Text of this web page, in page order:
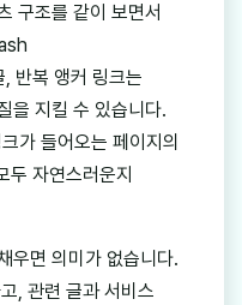
구조를 같이 보면서
반복 앵커 링크는
을 지킬 수 있습니다.
가 들어오는 페이지의
두 자연스러운지
우면 의미가 없습니다.
, 관련 글과 서비스